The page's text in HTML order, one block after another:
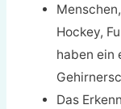
Hockey,
haben ein
Das